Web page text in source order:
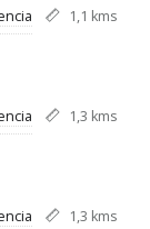
1,1 kms
1,3 kms
1,3 kms